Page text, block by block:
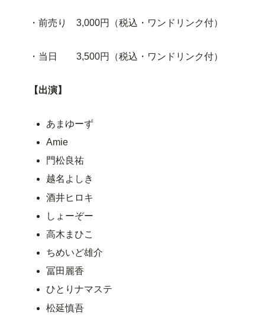
・前売り 3,000円（税込・ワンドリンク付）
・当日 3,500円（税込・ワンドリンク付）
【出演】
あまゆーず
Amie
門松良祐
越名よしき
酒井ヒロキ
しょーぞー
高木まひこ
ちめいど雄介
冨田麗香
ひとりナマステ
松延慎吾